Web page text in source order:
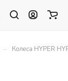
– Колеса HYPER